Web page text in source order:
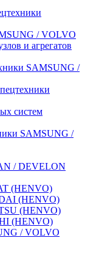
/ VOLVO
и агрегатов
SAMSUNG /
систем
SAMSUNG /
/ DEVELON
(HENVO)
(HENVO)
(HENVO)
(HENVO)
/ VOLVO